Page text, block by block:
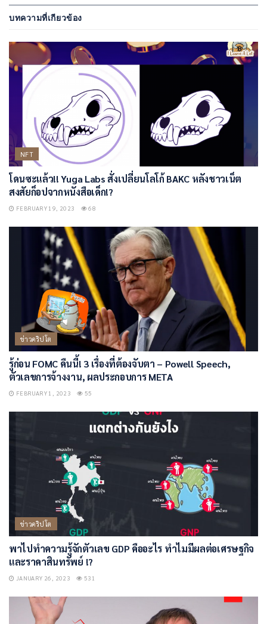
บทความที่เกียวข้อง
NFT
โดนซะแล้ว!! Yuga Labs สั่งเปลี่ยนโลโก้ BAKC หลังชาวเน็ต
สงสัยก็อปจากหนังสือเด็ก!?
FEBRUARY 19, 2023 68
ข่าวคริปโต
รู้ก่อน FOMC คืนนี้! 3 เรื่องที่ต้องจับตา – Powell Speech,
ตัวเลขการจ้างงาน, ผลประกอบการ META
FEBRUARY 1, 2023 55
ข่าวคริปโต
พาไปทำความรู้จักตัวเลข GDP คืออะไร ทำไมมีผลต่อเศรษฐกิจ
และราคาสินทรัพย์ !?
JANUARY 26, 2023 531